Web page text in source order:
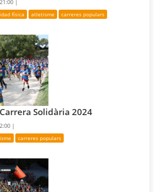
|
física atletisme carreres populars
Solidària 2024
|
carreres populars